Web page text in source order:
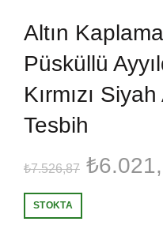
Altın
Püsküllü
Kırmızı
Tesbih
₺7.526,87 Orijinal
₺
STOKTA